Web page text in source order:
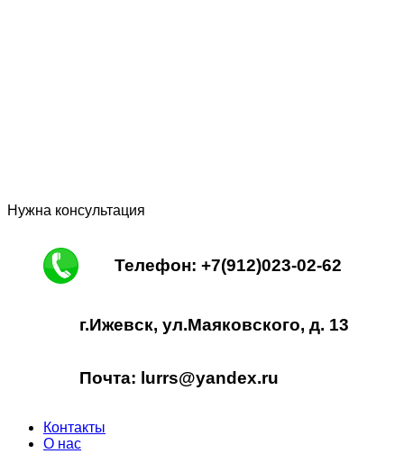
Нужна консультация
Телефон: +7(912)023-02-62
г.Ижевск, ул.Маяковского, д. 13
Почта: lurrs@yandex.ru
Контакты
О нас